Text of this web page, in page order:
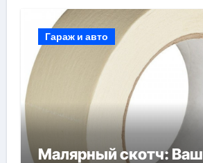
Гараж и авто
Малярный скотч: Ваш